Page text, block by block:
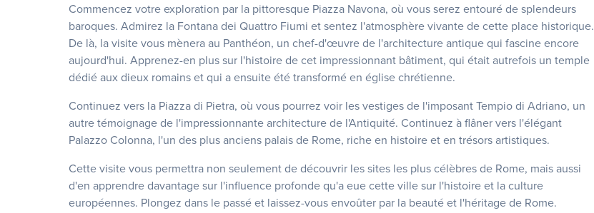
Commencez votre exploration par la pittoresque Piazza Navona, où vous serez entouré de splendeurs
baroques. Admirez la Fontana dei Quattro Fiumi et sentez l'atmosphère vivante de cette place historique.
De là, la visite vous mènera au Panthéon, un chef-d'œuvre de l'architecture antique qui fascine encore
aujourd'hui. Apprenez-en plus sur l'histoire de cet impressionnant bâtiment, qui était autrefois un temple
dédié aux dieux romains et qui a ensuite été transformé en église chrétienne.
Continuez vers la Piazza di Pietra, où vous pourrez voir les vestiges de l'imposant Tempio di Adriano, un
autre témoignage de l'impressionnante architecture de l'Antiquité. Continuez à flâner vers l'élégant
Palazzo Colonna, l'un des plus anciens palais de Rome, riche en histoire et en trésors artistiques.
Cette visite vous permettra non seulement de découvrir les sites les plus célèbres de Rome, mais aussi
d'en apprendre davantage sur l'influence profonde qu'a eue cette ville sur l'histoire et la culture
européennes. Plongez dans le passé et laissez-vous envoûter par la beauté et l'héritage de Rome.